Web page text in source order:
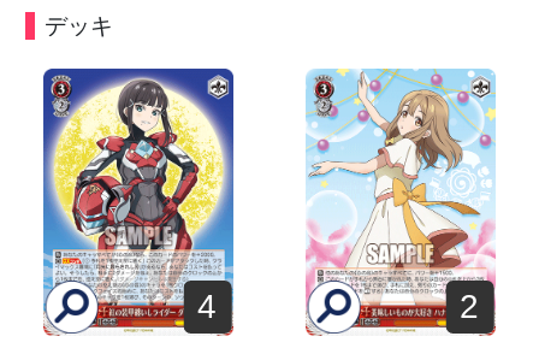
デッキ
4 2